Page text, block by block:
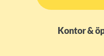
Kontor &